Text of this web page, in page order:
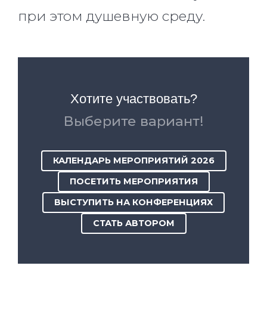
при этом душевную среду.
Хотите участвовать?
Выберите вариант!
КАЛЕНДАРЬ МЕРОПРИЯТИЙ 2026
ПОСЕТИТЬ МЕРОПРИЯТИЯ
ВЫСТУПИТЬ НА КОНФЕРЕНЦИЯХ
СТАТЬ АВТОРОМ